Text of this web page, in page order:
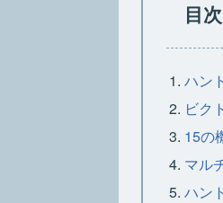
目次
ハン
ビク
15の
マル
ハン